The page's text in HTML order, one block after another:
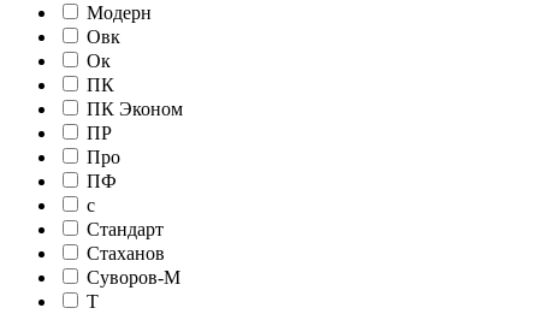
Модерн
Овк
Ок
ПК
ПК Эконом
ПР
Про
ПФ
с
Стандарт
Стаханов
Суворов-М
Т